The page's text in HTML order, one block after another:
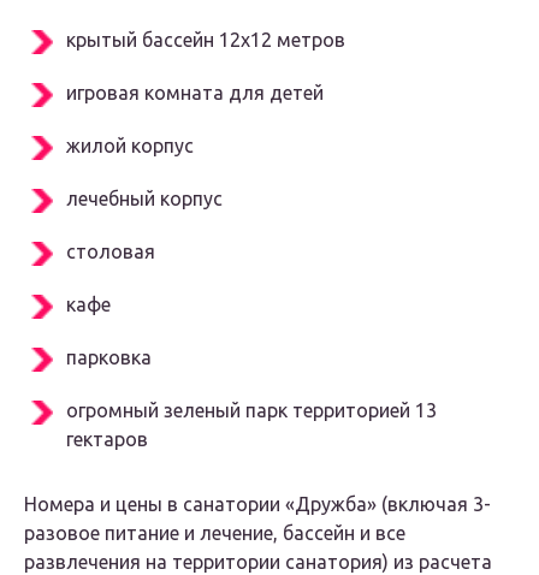
крытый бассейн 12х12 метров
игровая комната для детей
жилой корпус
лечебный корпус
столовая
кафе
парковка
огромный зеленый парк территорией 13
гектаров
Номера и цены в санатории «Дружба» (включая 3-
разовое питание и лечение, бассейн и все
развлечения на территории санатория) из расчета